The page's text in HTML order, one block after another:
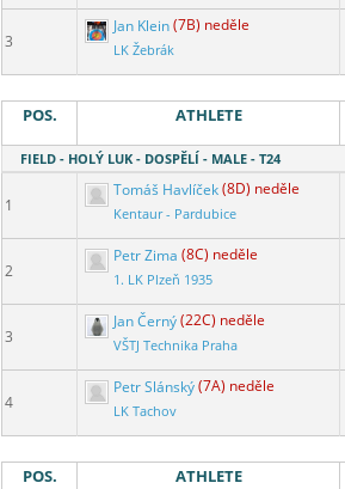
3
Jan Klein(7B) neděle
LK Žebrák
POS. ATHLETE
FIELD - HOLÝ LUK - DOSPĚLÍ - MALE - T24
1
Tomáš Havlíček(8D) neděle
Kentaur - Pardubice
2
Petr Zima (8C) neděle
1. LK Plzeň 1935
3
Jan Černý(22C) neděle
VŠTJ Technika Praha
4
Petr Slánský(7A) neděle
LK Tachov
POS. ATHLETE